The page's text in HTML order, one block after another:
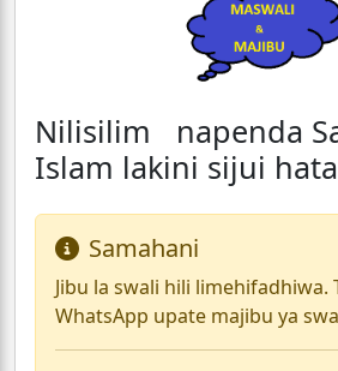
Nilisilim napenda
Islam lakini sijui
Samahani
Jibu la swali hili limehifadhiwa.
WhatsApp upate majibu ya